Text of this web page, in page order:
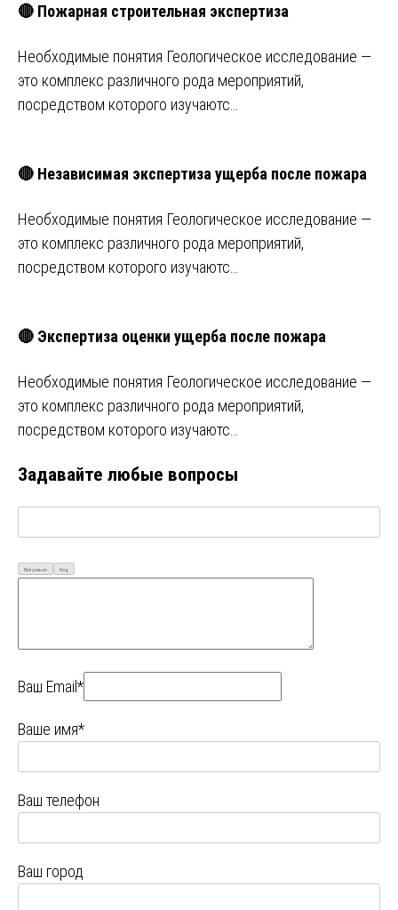
🔴 Пожарная строительная экспертиза
Необходимые понятия Геологическое исследование —
это комплекс различного рода мероприятий,
посредством которого изучаютс…
🔴 Независимая экспертиза ущерба после пожара
Необходимые понятия Геологическое исследование —
это комплекс различного рода мероприятий,
посредством которого изучаютс…
🔴 Экспертиза оценки ущерба после пожара
Необходимые понятия Геологическое исследование —
это комплекс различного рода мероприятий,
посредством которого изучаютс…
Задавайте любые вопросы
Визуально Код
Ваш Email*
Ваше имя*
Ваш телефон
Ваш город